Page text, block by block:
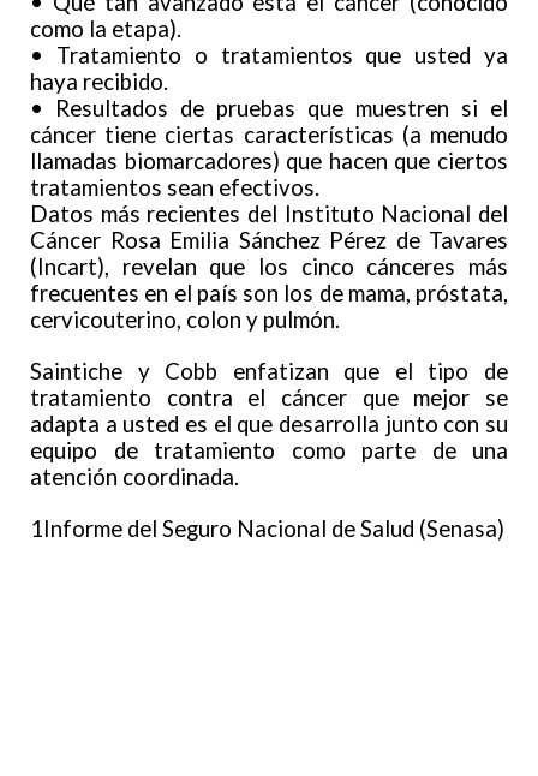
como la etapa).
• Tratamiento o tratamientos que usted ya
haya recibido.
• Resultados de pruebas que muestren si el
cáncer tiene ciertas características (a menudo
llamadas biomarcadores) que hacen que ciertos
tratamientos sean efectivos.
Datos más recientes del Instituto Nacional del
Cáncer Rosa Emilia Sánchez Pérez de Tavares
(Incart), revelan que los cinco cánceres más
frecuentes en el país son los de mama, próstata,
cervicouterino, colon y pulmón.
Saintiche y Cobb enfatizan que el tipo de
tratamiento contra el cáncer que mejor se
adapta a usted es el que desarrolla junto con su
equipo de tratamiento como parte de una
atención coordinada.
1Informe del Seguro Nacional de Salud (Senasa)